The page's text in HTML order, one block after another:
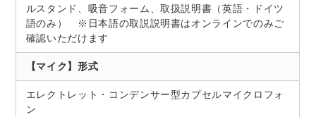
ルスタンド、吸音フォーム、取扱説明書（英語・ドイツ
語のみ） ※日本語の取説説明書はオンラインでのみご
確認いただけます
【マイク】形式
エレクトレット・コンデンサー型カプセルマイクロフォ
ン